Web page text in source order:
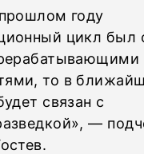
году
цикл был
то в
связан с
—